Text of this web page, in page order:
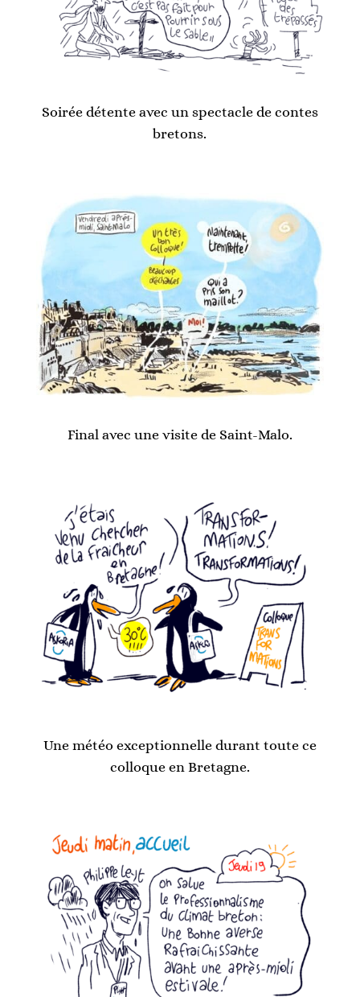
Soirée détente avec un spectacle de contes
bretons.
Final avec une visite de Saint-Malo.
Une météo exceptionnelle durant toute ce
colloque en Bretagne.